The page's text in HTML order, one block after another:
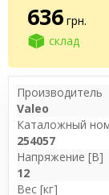
636 грн.
склад
Производитель
Valeo
Каталожный
254057
Напряжение [В]
12
Вес [кг]